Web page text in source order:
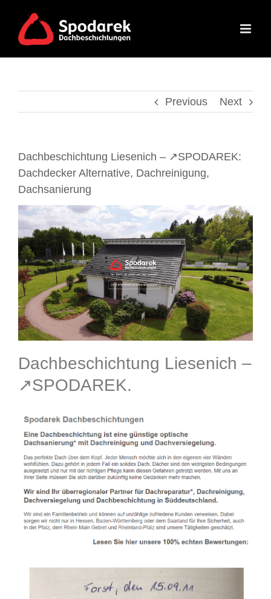
content
Previous Next
Dachbeschichtung Liesenich – ↗️SPODAREK:
Dachdecker Alternative, Dachreinigung,
Dachsanierung
Dachbeschichtung Liesenich –
↗️SPODAREK.